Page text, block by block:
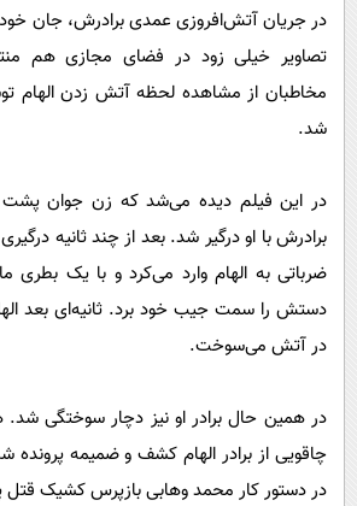
در جریان آتش‌افروزی عمدی برادرش، جان
تصاویر خیلی زود در فضای مجازی هم
مخاطبان از مشاهده لحظه آتش زدن الهام
شد.
در این فیلم دیده می‌شد که زن جوان پشت
برادرش با او درگیر شد. بعد از چند ثانیه
ضرباتی به الهام وارد می‌کرد و با یک بطری
دستش را سمت جیب خود برد. ثانیه‌ای بعد
در آتش می‌سوخت.
در همین حال برادر او نیز دچار سوختگی شد.
چاقویی از برادر الهام کشف و ضمیمه پرونده
در دستور کار محمد وهابی بازپرس کشیک قتل